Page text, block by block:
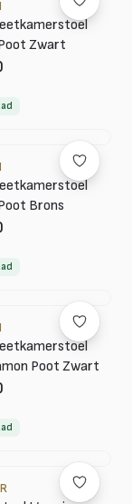
Zwart
Brons
Poot Zwart